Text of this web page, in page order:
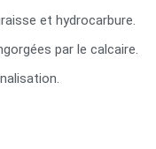
et hydrocarbure.
par le calcaire.